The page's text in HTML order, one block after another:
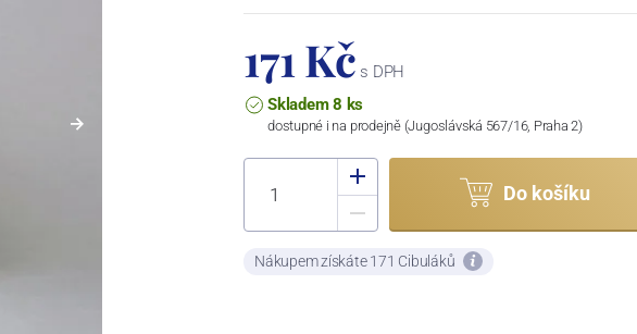
171 Kč s DPH
Skladem 8 ks
dostupné i na prodejně (Jugoslávská 567/16, Praha 2)
Do košíku
Nákupem získáte 171 Cibuláků